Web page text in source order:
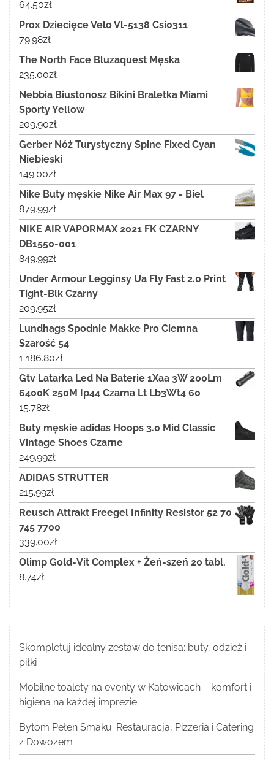
64.50zł
Prox Dziecięce Velo Vl-5138 Csi0311
79.98zł
The North Face Bluzaquest Męska
235.00zł
Nebbia Biustonosz Bikini Braletka Miami
Sporty Yellow
209.90zł
Gerber Nóż Turystyczny Spine Fixed Cyan
Niebieski
149.00zł
Nike Buty męskie Nike Air Max 97 - Biel
879.99zł
NIKE AIR VAPORMAX 2021 FK CZARNY
DB1550-001
849.99zł
Under Armour Legginsy Ua Fly Fast 2.0 Print
Tight-Blk Czarny
209.95zł
Lundhags Spodnie Makke Pro Ciemna
Szarość 54
1 186.80zł
Gtv Latarka Led Na Baterie 1Xaa 3W 200Lm
6400K 250M Ip44 Czarna Lt Lb3Wt4 60
15.78zł
Buty męskie adidas Hoops 3.0 Mid Classic
Vintage Shoes Czarne
249.99zł
ADIDAS STRUTTER
215.99zł
Reusch Attrakt Freegel Infinity Resistor 52 70
745 7700
339.00zł
Olimp Gold-Vit Complex + Żeń-szeń 20 tabl.
8.74zł
Skompletuj idealny zestaw do tenisa: buty, odzież i
piłki
Mobilne toalety na eventy w Katowicach – komfort i
higiena na każdej imprezie
Bytom Pełen Smaku: Restauracja, Pizzeria i Catering
z Dowozem